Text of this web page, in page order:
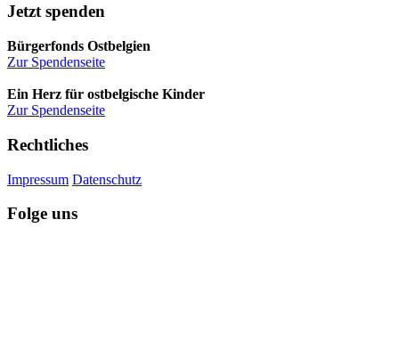
Jetzt spenden
Bürgerfonds Ostbelgien
Zur Spendenseite
Ein Herz für ostbelgische Kinder
Zur Spendenseite
Rechtliches
Impressum Datenschutz
Folge uns